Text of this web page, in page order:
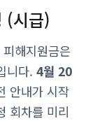
(시급)
해지원금은
니다. 4월 20
안내가 시작
회차를 미리